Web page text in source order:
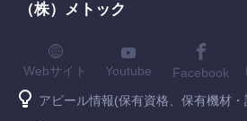
（株）メトック
Webサイト Youtube Facebook
アピール情報(保有資格、保有機材・